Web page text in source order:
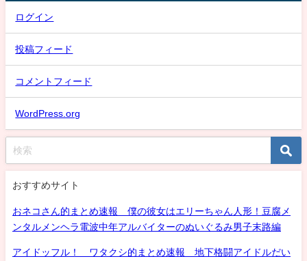
ログイン
投稿フィード
コメントフィード
WordPress.org
おすすめサイト
おネコさん的まとめ速報 僕の彼女はエリーちゃん人形！豆腐メ
ンタルメンヘラ電波中年アルバイターのぬいぐるみ男子末路編
アイドッフル！ ワタクシ的まとめ速報 地下格闘アイドルだい